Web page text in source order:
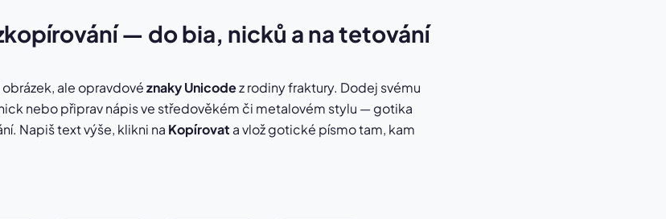
— do bia, nicků a na tetování
ale opravdovéznaky Unicodez rodiny fraktury. Dodej svému
nebo připrav nápis ve středověkém či metalovém stylu — gotika
Napiš text výše, klikni na Kopírovat a vlož gotické písmo tam, kam